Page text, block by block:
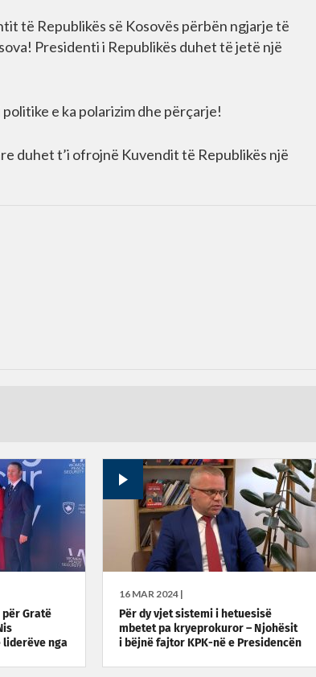
të Republikës së Kosovës përbën ngjarje të
Presidenti i Republikës duhet të jetë një
e ka polarizim dhe përçarje!
duhet t’i ofrojnë Kuvendit të Republikës një
për Gratë
liderëve nga
16 MAR 2024 |
Për dy vjet sistemi i hetuesisë
mbetet pa kryeprokuror – Njohësit
i bëjnë fajtor KPK-në e Presidencën